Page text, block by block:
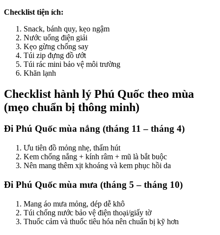
Checklist tiện ích:
Snack, bánh quy, kẹo ngậm
Nước uống điện giải
Kẹo gừng chống say
Túi zip đựng đồ ướt
Túi rác mini bảo vệ môi trường
Khăn lạnh
Checklist hành lý Phú Quốc theo mùa
(mẹo chuẩn bị thông minh)
Đi Phú Quốc mùa nắng (tháng 11 – tháng 4)
Ưu tiên đồ mỏng nhẹ, thấm hút
Kem chống nắng + kính râm + mũ là bắt buộc
Nên mang thêm xịt khoáng và kem phục hồi da
Đi Phú Quốc mùa mưa (tháng 5 – tháng 10)
Mang áo mưa mỏng, dép dễ khô
Túi chống nước bảo vệ điện thoại/giấy tờ
Thuốc cảm và thuốc tiêu hóa nên chuẩn bị kỹ hơn